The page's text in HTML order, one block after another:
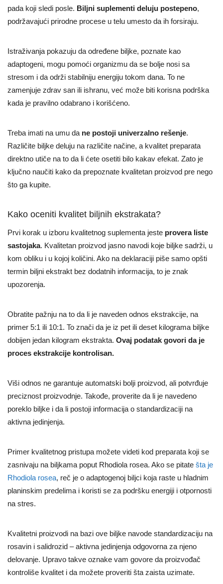
pada koji sledi posle. Biljni suplementi deluju postepeno,
podržavajući prirodne procese u telu umesto da ih forsiraju.
Istraživanja pokazuju da određene biljke, poznate kao
adaptogeni, mogu pomoći organizmu da se bolje nosi sa
stresom i da održi stabilniju energiju tokom dana. To ne
zamenjuje zdrav san ili ishranu, već može biti korisna podrška
kada je pravilno odabrano i korišćeno.
Treba imati na umu da ne postoji univerzalno rešenje.
Različite biljke deluju na različite načine, a kvalitet preparata
direktno utiče na to da li ćete osetiti bilo kakav efekat. Zato je
ključno naučiti kako da prepoznate kvalitetan proizvod pre nego
što ga kupite.
Kako oceniti kvalitet biljnih ekstrakata?
Prvi korak u izboru kvalitetnog suplementa jeste provera liste
sastojaka. Kvalitetan proizvod jasno navodi koje biljke sadrži, u
kom obliku i u kojoj količini. Ako na deklaraciji piše samo opšti
termin biljni ekstrakt bez dodatnih informacija, to je znak
upozorenja.
Obratite pažnju na to da li je naveden odnos ekstrakcije, na
primer 5:1 ili 10:1. To znači da je iz pet ili deset kilograma biljke
dobijen jedan kilogram ekstrakta. Ovaj podatak govori da je
proces ekstrakcije kontrolisan.
Viši odnos ne garantuje automatski bolji proizvod, ali potvrđuje
preciznost proizvodnje. Takođe, proverite da li je navedeno
poreklo biljke i da li postoji informacija o standardizaciji na
aktivna jedinjenja.
Primer kvalitetnog pristupa možete videti kod preparata koji se
zasnivaju na biljkama poput Rhodiola rosea. Ako se pitate šta je
Rhodiola rosea, reč je o adaptogenoj biljci koja raste u hladnim
planinskim predelima i koristi se za podršku energiji i otpornosti
na stres.
Kvalitetni proizvodi na bazi ove biljke navode standardizaciju na
rosavin i salidrozid – aktivna jedinjenja odgovorna za njeno
delovanje. Upravo takve oznake vam govore da proizvođač
kontroliše kvalitet i da možete proveriti šta zaista uzimate.